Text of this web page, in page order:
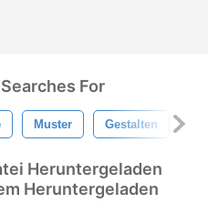
For
Muster Gestalten
Heruntergeladen
Heruntergeladen